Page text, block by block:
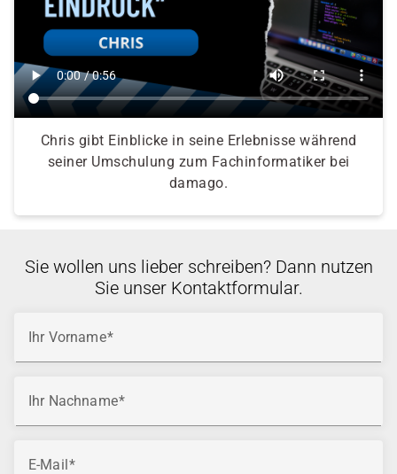
Chris gibt Einblicke in seine Erlebnisse während
seiner Umschulung zum Fachinformatiker bei
damago.
Sie wollen uns lieber schreiben? Dann nutzen
Sie unser Kontaktformular.
Ihr Vorname
Ihr Nachname
E-Mail